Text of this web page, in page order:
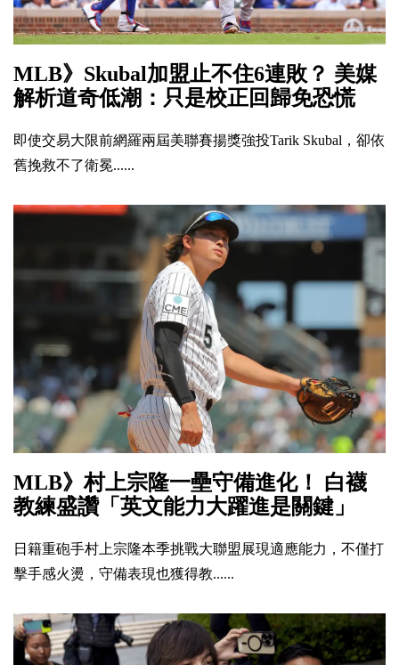
MLB》Skubal加盟止不住6連敗？ 美媒
解析道奇低潮：只是校正回歸免恐慌
即使交易大限前網羅兩屆美聯賽揚獎強投Tarik Skubal，卻依
舊挽救不了衛冕......
MLB》村上宗隆一壘守備進化！ 白襪
教練盛讚「英文能力大躍進是關鍵」
日籍重砲手村上宗隆本季挑戰大聯盟展現適應能力，不僅打
擊手感火燙，守備表現也獲得教......